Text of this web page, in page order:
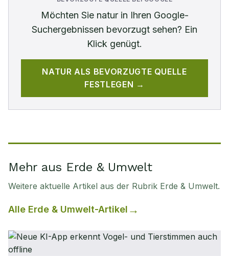
Möchten Sie naturin Ihren Google-
Suchergebnissen bevorzugt sehen? Ein
Klick genügt.
NATUR ALS BEVORZUGTE QUELLE
FESTLEGEN →
Mehr aus Erde & Umwelt
Weitere aktuelle Artikel aus der Rubrik Erde & Umwelt.
Alle Erde & Umwelt-Artikel